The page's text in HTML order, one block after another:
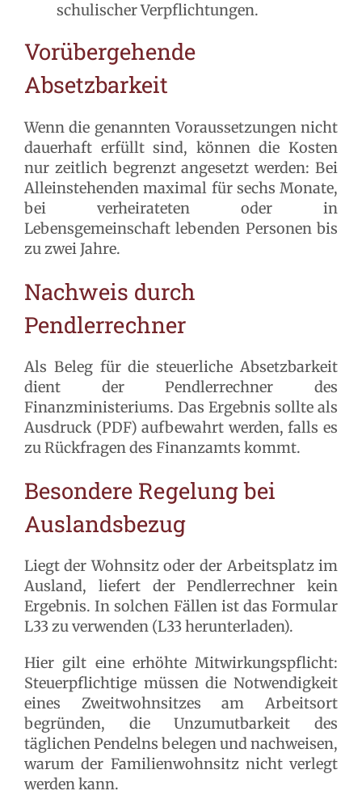
schulischer Verpflichtungen.
Vorübergehende
Absetzbarkeit
Wenn die genannten Voraussetzungen nicht
dauerhaft erfüllt sind, können die Kosten
nur zeitlich begrenzt angesetzt werden: Bei
Alleinstehenden maximal für sechs Monate,
bei verheirateten oder in
Lebensgemeinschaft lebenden Personen bis
zu zwei Jahre.
Nachweis durch
Pendlerrechner
Als Beleg für die steuerliche Absetzbarkeit
dient der Pendlerrechner des
Finanzministeriums. Das Ergebnis sollte als
Ausdruck (PDF) aufbewahrt werden, falls es
zu Rückfragen des Finanzamts kommt.
Besondere Regelung bei
Auslandsbezug
Liegt der Wohnsitz oder der Arbeitsplatz im
Ausland, liefert der Pendlerrechner kein
Ergebnis. In solchen Fällen ist das Formular
L33 zu verwenden (L33 herunterladen).
Hier gilt eine erhöhte Mitwirkungspflicht:
Steuerpflichtige müssen die Notwendigkeit
eines Zweitwohnsitzes am Arbeitsort
begründen, die Unzumutbarkeit des
täglichen Pendelns belegen und nachweisen,
warum der Familienwohnsitz nicht verlegt
werden kann.